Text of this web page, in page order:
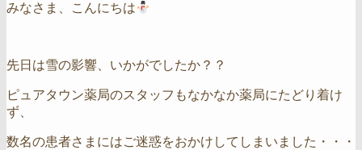
みなさま、こんにちは
先日は雪の影響、いかがでしたか？？
ピュアタウン薬局のスタッフもなかなか薬局にたどり着け
ず、
数名の患者さまにはご迷惑をおかけしてしまいました・・・